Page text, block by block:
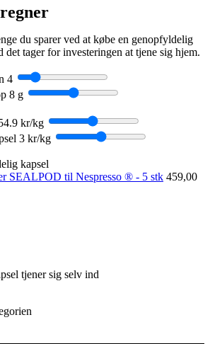
du sparer ved at købe en genopfyldelig
det tager for investeringen at tjene sig hjem.
4
8 g
kr/kg
3 kr/kg
kapsel
SEALPOD til Nespresso ® - 5 stk 459,00
tjener sig selv ind